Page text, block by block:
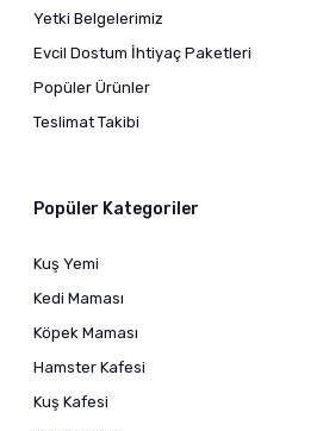
Yetki Belgelerimiz
Evcil Dostum İhtiyaç Paketleri
Popüler Ürünler
Teslimat Takibi
Popüler Kategoriler
Kuş Yemi
Kedi Maması
Köpek Maması
Hamster Kafesi
Kuş Kafesi